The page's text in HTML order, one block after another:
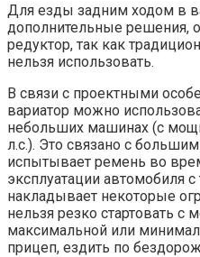
Для езды задним ходом в
дополнительные решения,
редуктор, так как
нельзя использовать.
В связи с проектными
вариатор можно
небольших машинах (с
л.с.). Это связано с
испытывает ремень во
эксплуатации автомобиля
накладывает некоторые
нельзя резко стартовать с
максимальной или
прицеп, ездить по